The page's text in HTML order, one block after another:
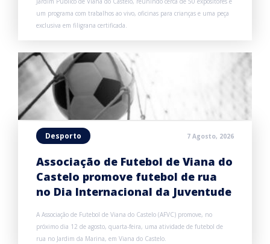
um programa com trabalhos ao vivo, oficinas para crianças e uma peça
exclusiva em filigrana certificada.
Desporto 7 Agosto, 2026
Associação de Futebol de Viana do
Castelo promove futebol de rua
no Dia Internacional da Juventude
A Associação de Futebol de Viana do Castelo (AFVC) promove, no
próximo dia 12 de agosto, quarta-feira, uma atividade de futebol de
rua no Jardim da Marina, em Viana do Castelo.